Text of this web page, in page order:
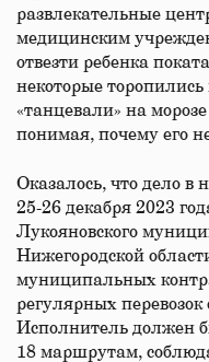
развлекательные
медицинским
отвезти ребенка
некоторые торопились
«танцевали» на
понимая, почему его
Оказалось, что дело в
25-26 декабря 2023
Лукояновского
Нижегородской
муниципальных
регулярных
Исполнитель должен
18 маршрутам,